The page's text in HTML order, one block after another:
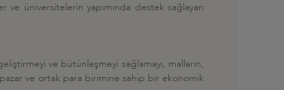
üniversitelerin yapımında destek sağlayan
ve bütünleşmeyi sağlamayı, malların,
ve ortak para birimine sahip bir ekonomik